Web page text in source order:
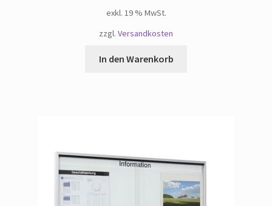
exkl. 19 % MwSt.
zzgl. Versandkosten
In den Warenkorb